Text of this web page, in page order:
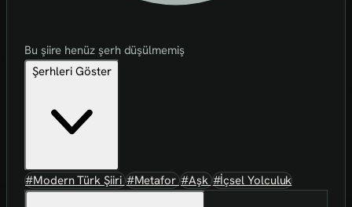
Bu şiire henüz şerh düşülmemiş
Şerhleri Göster
#Modern Türk Şiiri#Metafor#Aşk#İçsel Yolculuk